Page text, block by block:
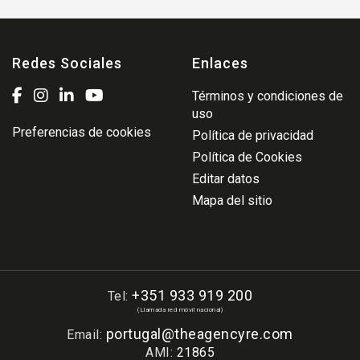
Redes Sociales
Preferencias de cookies
Enlaces
Términos y condiciones de
uso
Política de privacidad
Política de Cookies
Editar datos
Mapa del sitio
Tel:+351 933 919 200
(Llamada red móvil nacional)
Email: portugal@theagencyre.com
AMI: 21865